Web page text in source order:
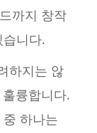
까지 창작
니다.
하지는 않
륭합니다.
하나는